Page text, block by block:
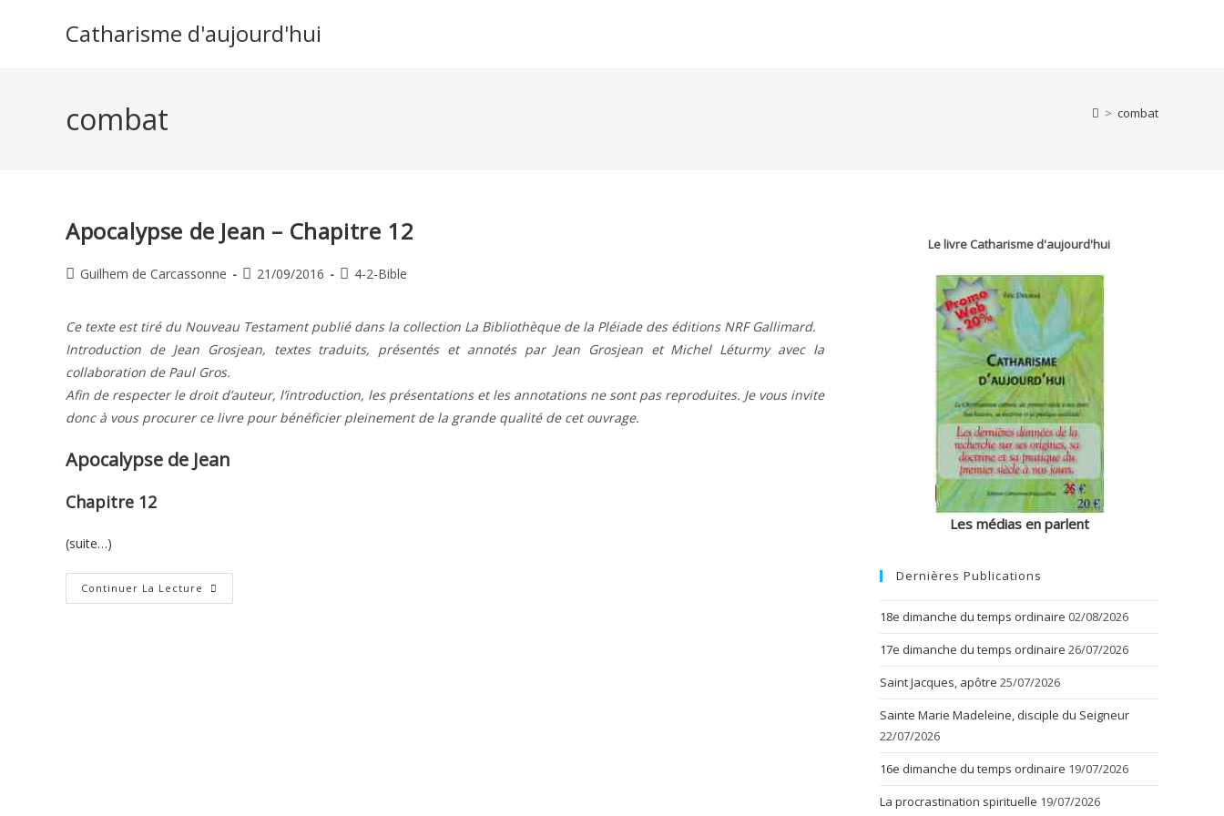
Catharisme d'aujourd'hui
combat > combat
Apocalypse de Jean – Chapitre 12
Auteur/autrice
publication :
Guilhem de Carcassonne
Publication
21/09/2016
Post4-2-Bible
Ce texte est tiré du Nouveau Testament publié dans la collection La Bibliothèque de la Pléiade des éditions NRF Gallimard.
Introduction de Jean Grosjean, textes traduits, présentés et annotés par Jean Grosjean et Michel Léturmy avec la
collaboration de Paul Gros.
Afin de respecter le droit d’auteur, l’introduction, les présentations et les annotations ne sont pas reproduites. Je vous invite
donc à vous procurer ce livre pour bénéficier pleinement de la grande qualité de cet ouvrage.
Apocalypse de Jean
Chapitre 12
(suite…)
Continuer La Lecture Apocalypse
De
Le livre Catharisme d'aujourd'hui
Les médias en parlent
Dernières Publications
18e dimanche du temps ordinaire 02/08/2026
17e dimanche du temps ordinaire 26/07/2026
Saint Jacques, apôtre 25/07/2026
Sainte Marie Madeleine, disciple du Seigneur
22/07/2026
16e dimanche du temps ordinaire 19/07/2026
La procrastination spirituelle 19/07/2026